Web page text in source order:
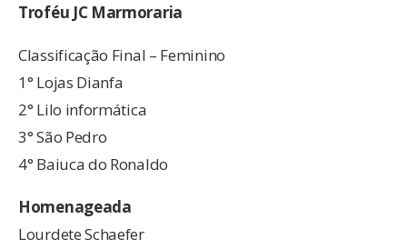
Troféu JC Marmoraria
Classificação Final – Feminino
1° Lojas Dianfa
2° Lilo informática
3° São Pedro
4° Baiuca do Ronaldo
Homenageada
Lourdete Schaefer